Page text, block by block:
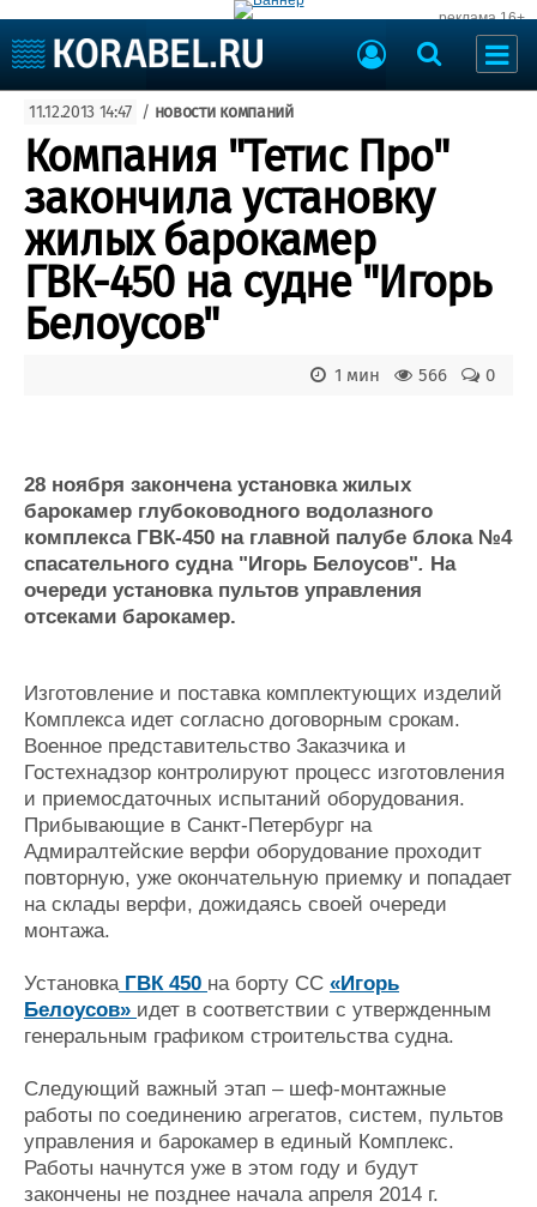
реклама 16+
Судоходство
Судоремонт
События
Порты
ВМФ
Образование
Яхты и катера
Еще
Судостроение
Работа
Крюинг
Журнал
Реклама
Доска объявлений
Материалы
Услуги
Выставки и семинары
Личности
Словарь
Галерея флота
Форум
Отзывы
Все службы
11.12.2013 14:47 / новости компаний
Компания "Тетис Про"
закончила установку
жилых барокамер
ГВК-450 на судне "Игорь
Белоусов"
0
566
1 мин
28 ноября закончена установка жилых
барокамер глубоководного водолазного
комплекса ГВК-450 на главной палубе блока №4
спасательного судна "Игорь Белоусов". На
очереди установка пультов управления
отсеками барокамер.
Изготовление и поставка комплектующих изделий
Комплекса идет согласно договорным срокам.
Военное представительство Заказчика и
Гостехнадзор контролируют процесс изготовления
и приемосдаточных испытаний оборудования.
Прибывающие в Санкт-Петербург на
Адмиралтейские верфи оборудование проходит
повторную, уже окончательную приемку и попадает
на склады верфи, дожидаясь своей очереди
монтажа.
Установка ГВК 450 на борту СС «Игорь
Белоусов» идет в соответствии с утвержденным
генеральным графиком строительства судна.
Следующий важный этап – шеф-монтажные
работы по соединению агрегатов, систем, пультов
управления и барокамер в единый Комплекс.
Работы начнутся уже в этом году и будут
закончены не позднее начала апреля 2014 г.